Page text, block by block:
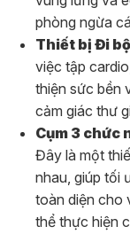
phòng ngừa
Thiết bị Đi
việc tập
thiện sức bền
cảm giác thư
Cụm 3 chức
Đây là một
nhau, giúp tối
toàn diện cho
thể thực hiện